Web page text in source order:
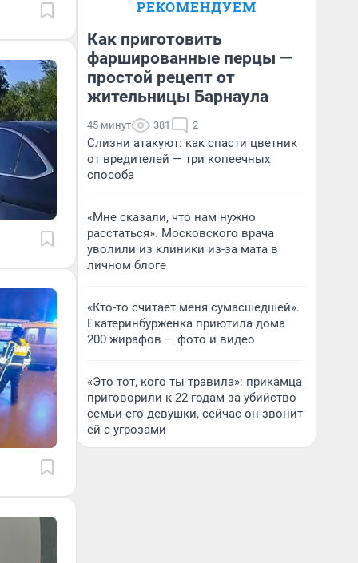
РЕКОМЕНДУЕМ
Как приготовить
фаршированные перцы —
простой рецепт от
жительницы Барнаула
45 минут 381 2
Слизни атакуют: как спасти цветник
от вредителей — три копеечных
способа
«Мне сказали, что нам нужно
расстаться». Московского врача
уволили из клиники из-за мата в
личном блоге
«Кто-то считает меня сумасшедшей».
Екатеринбурженка приютила дома
200 жирафов — фото и видео
«Это тот, кого ты травила»: прикамца
приговорили к 22 годам за убийство
семьи его девушки, сейчас он звонит
ей с угрозами